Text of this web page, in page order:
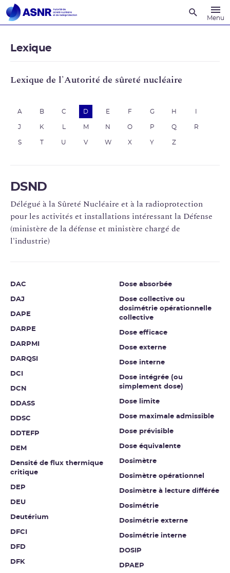
Menu
Lexique
Lexique de l'Autorité de sûreté nucléaire
A B C D E F G H
J K M N O P Q R
S U V W X Y Z
DSND
Délégué à la Sûreté Nucléaire et à la radioprotection
pour les activités et installations intéressant la Défense
(ministère de la défense et ministère chargé de
l'industrie)
DAC
DAJ
DAPE
DARPE
DARPMI
DARQSI
DCI
DCN
DDASS
DDSC
DDTEFP
DEM
Densité de flux thermique
critique
DEP
DEU
Deutérium
DFCI
DFD
DFK
Dose absorbée
Dose collective ou
dosimétrie opérationnelle
collective
Dose efficace
Dose externe
Dose interne
Dose intégrée (ou
simplement dose)
Dose limite
Dose maximale admissible
Dose prévisible
Dose équivalente
Dosimètre
Dosimètre opérationnel
Dosimètre à lecture différée
Dosimétrie
Dosimétrie externe
Dosimétrie interne
DOSIP
DPAEP